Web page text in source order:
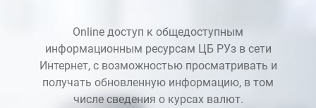
Online доступ к общедоступным
информационным ресурсам ЦБ РУз в сети
Интернет, с возможностью просматривать и
получать обновленную информацию, в том
числе сведения о курсах валют.